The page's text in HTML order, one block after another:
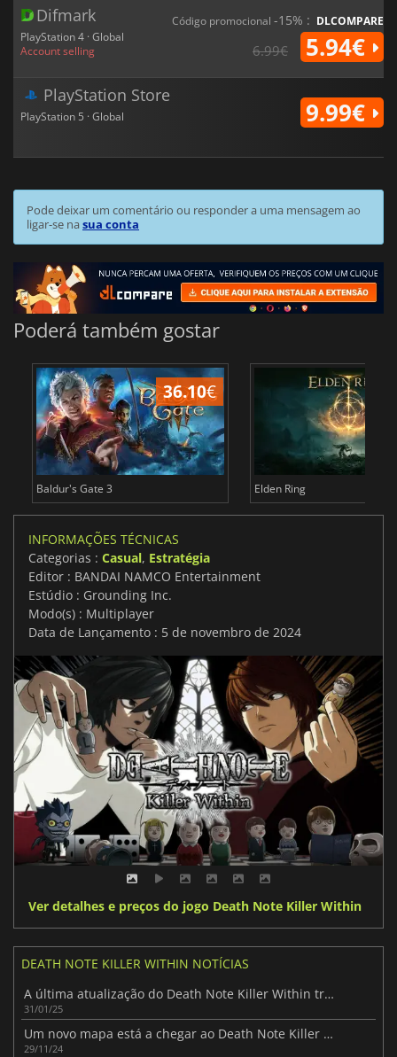
Difmark
PlayStation 4 · Global
Account selling
Código promocional -15% : DLCOMPARE
6.99€ 5.94€
PlayStation Store
PlayStation 5 · Global 9.99€
Pode deixar um comentário ou responder a uma mensagem ao
ligar-se nasua conta
Poderá também gostar
36.10€
Baldur's Gate 3 Elden Ring
INFORMAÇÕES TÉCNICAS
Categorias : Casual, Estratégia
Editor : BANDAI NAMCO Entertainment
Estúdio : Grounding Inc.
Modo(s) : Multiplayer
Data de Lançamento : 5 de novembro de 2024
Ver detalhes e preços do jogo Death Note Killer Within
DEATH NOTE KILLER WITHIN NOTÍCIAS
A última atualização do Death Note Killer Within traz um novo papel: Mello
31/01/25
Um novo mapa está a chegar ao Death Note Killer Within
29/11/24